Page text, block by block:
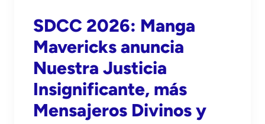
SDCC 2026: Manga
Mavericks anuncia
Nuestra Justicia
Insignificante, más
Mensajeros Divinos y